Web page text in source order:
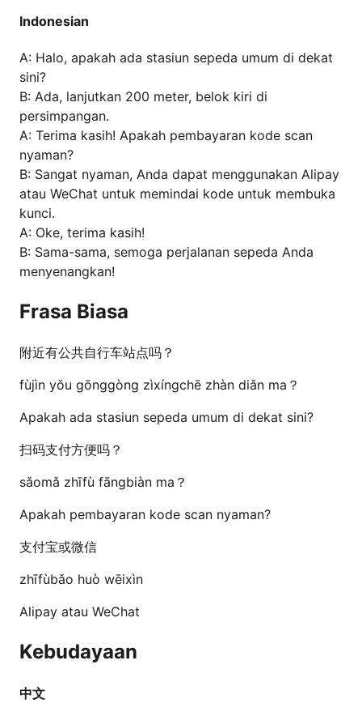
Indonesian
A: Halo, apakah ada stasiun sepeda umum di dekat
sini?
B: Ada, lanjutkan 200 meter, belok kiri di
persimpangan.
A: Terima kasih! Apakah pembayaran kode scan
nyaman?
B: Sangat nyaman, Anda dapat menggunakan Alipay
atau WeChat untuk memindai kode untuk membuka
kunci.
A: Oke, terima kasih!
B: Sama-sama, semoga perjalanan sepeda Anda
menyenangkan!
Frasa Biasa
附近有公共自行车站点吗？
fùjìn yǒu gōnggòng zìxíngchē zhàn diǎn ma？
Apakah ada stasiun sepeda umum di dekat sini?
扫码支付方便吗？
sǎomǎ zhīfù fāngbiàn ma？
Apakah pembayaran kode scan nyaman?
支付宝或微信
zhīfùbǎo huò wēixìn
Alipay atau WeChat
Kebudayaan
中文